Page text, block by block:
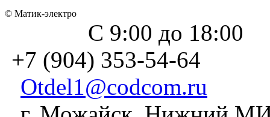
© Матик-электро
С 9:00 до 18:00
+7 (904) 353-54-64
Otdel1@codcom.ru